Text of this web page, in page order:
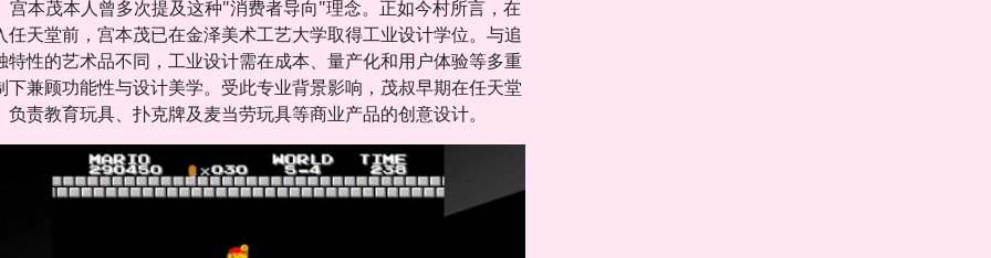
宫本茂本人曾多次提及这种"消费者导向"理念。正如今村所言，在
任天堂前，宫本茂已在金泽美术工艺大学取得工业设计学位。与追
特性的艺术品不同，工业设计需在成本、量产化和用户体验等多重
下兼顾功能性与设计美学。受此专业背景影响，茂叔早期在任天堂
负责教育玩具、扑克牌及麦当劳玩具等商业产品的创意设计。